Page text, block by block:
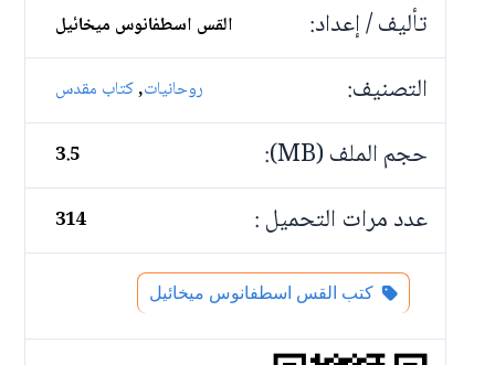
تأليف / إعداد:
القس اسطفانوس ميخائيل
التصنيف: روحانيات,كتاب مقدس
حجم الملف (MB): 3.5
عدد مرات التحميل : 314
كتب القس اسطفانوس ميخائيل